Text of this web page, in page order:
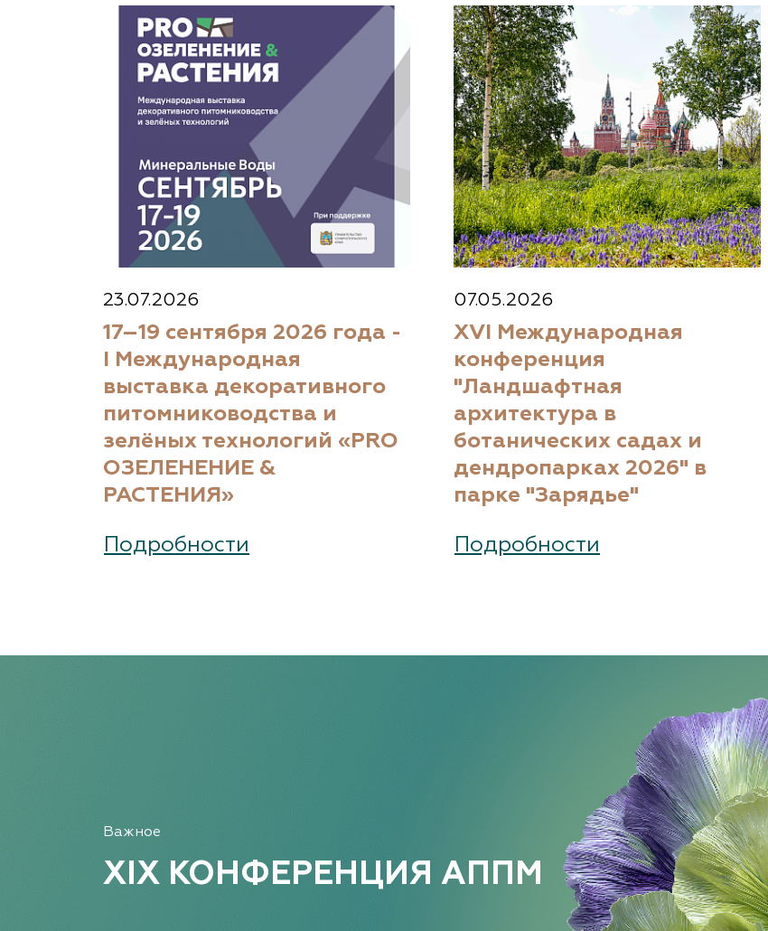
23.07.2026
17–19 сентября 2026 года -
I Международная
выставка декоративного
питомниководства и
зелёных технологий «PRO
ОЗЕЛЕНЕНИЕ &
РАСТЕНИЯ»
Подробности
07.05.2026
XVI Международная
конференция
"Ландшафтная
архитектура в
ботанических садах и
дендропарках 2026" в
парке "Зарядье"
Подробности
Важное
XIX КОНФЕРЕНЦИЯ АППМ